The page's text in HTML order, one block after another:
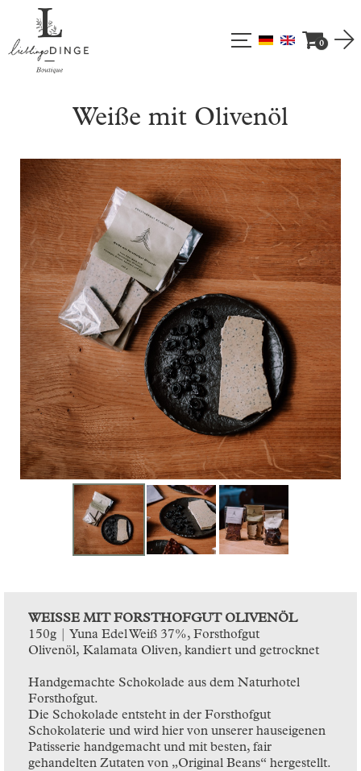
0
Weiße mit Olivenöl
WEISSE MIT FORSTHOFGUT OLIVENÖL
150g | Yuna Edel Weiß 37%, Forsthofgut
Olivenöl, Kalamata Oliven, kandiert und getrocknet
Handgemachte Schokolade aus dem Naturhotel
Forsthofgut.
Die Schokolade entsteht in der Forsthofgut
Schokolaterie und wird hier von unserer hauseigenen
Patisserie handgemacht und mit besten, fair
gehandelten Zutaten von „Original Beans“ hergestellt.